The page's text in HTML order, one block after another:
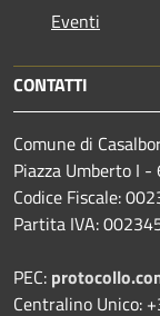
Eventi
CONTATTI
Comune di
Piazza Umberto I -
Codice Fiscale:
Partita IVA:
PEC:
Centralino Unico: